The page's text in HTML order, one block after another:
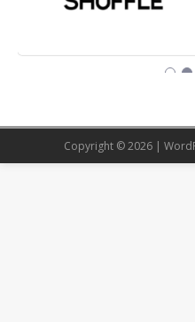
Copyright © 2026 |